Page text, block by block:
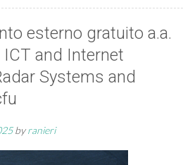
esterno gratuito a.a.
and Internet
Systems and
byranieri